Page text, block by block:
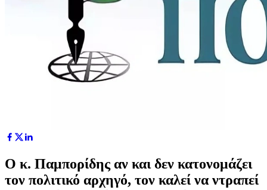
Ο κ. Παμπορίδης αν και δεν κατονομάζει
τον πολιτικό αρχηγό, τον καλεί να ντραπεί